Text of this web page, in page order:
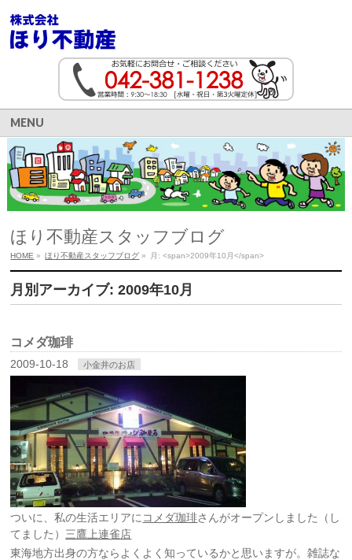
MENU
ほり不動産スタッフブログ
HOME » ほり不動産スタッフブログ » 月: <span>2009年10月</span>
月別アーカイブ: 2009年10月
コメダ珈琲
2009-10-18 小金井のお店
ついに、私の生活エリアに コメダ珈琲さんがオープンしました（し
てました） 三鷹上連雀店
東海地方出身の方ならよくよく知っているかと思いますが。雑誌な